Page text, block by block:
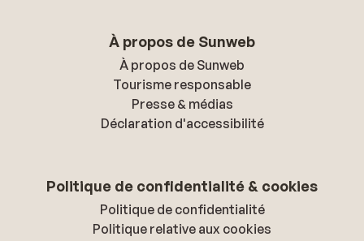
À propos de Sunweb
À propos de Sunweb
Tourisme responsable
Presse & médias
Déclaration d'accessibilité
Politique de confidentialité & cookies
Politique de confidentialité
Politique relative aux cookies